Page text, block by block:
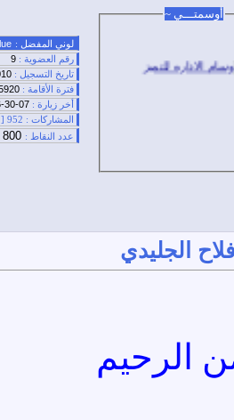
~
لوني المفضل : Royalblue
رقم العضوية :9
تاريخ التسجيل :May 2010
فترة الأقامة :5920 يوم
أخر زيارة : 07-30-2026
المشاركات :952 [
+
]
عدد النقاط : 800